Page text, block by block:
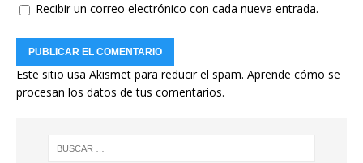
Recibir un correo electrónico con cada nueva entrada.
Este sitio usa Akismet para reducir el spam. Aprende cómo se
procesan los datos de tus comentarios.